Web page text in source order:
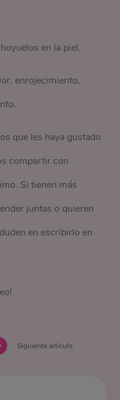
en la piel.
enrojecimiento,
que les haya gustado
compartir con
Si tienen más
juntas o quieren
en escribirlo en
Siguiente artículo